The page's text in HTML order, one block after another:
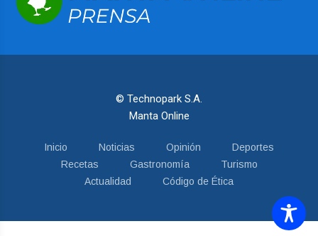
© Technopark S.A.
Manta Online
Inicio Noticias Opinión
Deportes
Recetas
Gastronomía
Turismo
Actualidad
Código de Ética